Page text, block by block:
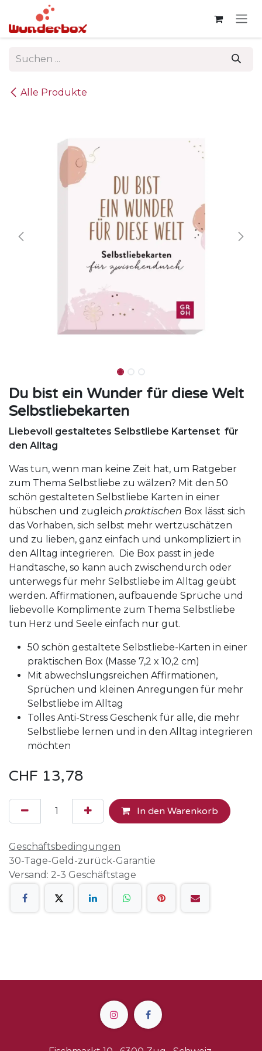
Zum Inhalt springen
Alle Produkte
Du bist ein Wunder für diese Welt
Selbstliebekarten
Liebevoll gestaltetes Selbstliebe Kartenset für
den Alltag
Was tun, wenn man keine Zeit hat, um Ratgeber
zum Thema Selbstliebe zu wälzen? Mit den 50
schön gestalteten Selbstliebe Karten in einer
hübschen und zugleich praktischen Box lässt sich
das Vorhaben, sich selbst mehr wertzuschätzen
und zu lieben, ganz einfach und unkompliziert in
den Alltag integrieren. Die Box passt in jede
Handtasche, so kann auch zwischendurch oder
unterwegs für mehr Selbstliebe im Alltag geübt
werden. Affirmationen, aufbauende Sprüche und
liebevolle Komplimente zum Thema Selbstliebe
tun Herz und Seele einfach nur gut.
50 schön gestaltete Selbstliebe-Karten in einer
praktischen Box (Masse 7,2 x 10,2 cm)
Mit abwechslungsreichen Affirmationen,
Sprüchen und kleinen Anregungen für mehr
Selbstliebe im Alltag
Tolles Anti-Stress Geschenk für alle, die mehr
Selbstliebe lernen und in den Alltag integrieren
möchten
CHF 13,78
In den Warenkorb
Geschäftsbedingungen
30-Tage-Geld-zurück-Garantie
Versand: 2-3 Geschäftstage